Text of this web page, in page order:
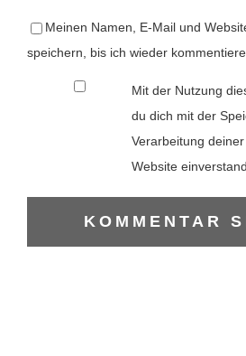
Meinen Namen, E-Mail und
speichern, bis ich wieder kommentiere.
Mit der Nutzung
du dich mit der
Verarbeitung
Website